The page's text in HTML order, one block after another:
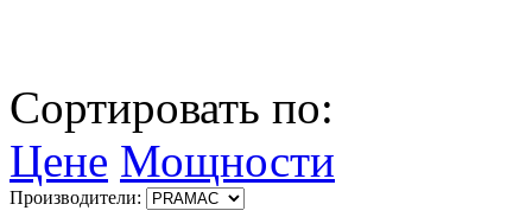
Сортировать по:
Цене Мощности
Производители: